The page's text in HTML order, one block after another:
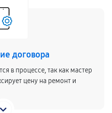
договора
в процессе, так как мастер
цену на ремонт и